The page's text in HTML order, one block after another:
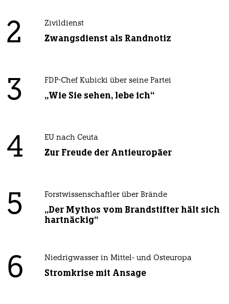
2 Zivildienst
Zwangsdienst als Randnotiz
3 FDP-Chef Kubicki über seine Partei
„Wie Sie sehen, lebe ich“
4 EU nach Ceuta
Zur Freude der Antieuropäer
5 Forstwissenschaftler über Brände
„Der Mythos vom Brandstifter hält sich
hartnäckig“
6 Niedrigwasser in Mittel- und Osteuropa
Stromkrise mit Ansage